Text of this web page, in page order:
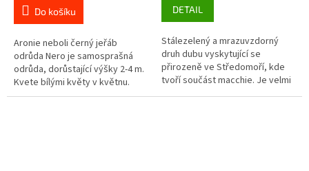
Do košíku
Aronie neboli černý jeřáb
odrůda Nero je samosprašná
odrůda, dorůstající výšky 2-4 m.
Kvete bílými květy v květnu.
Dužnina plodů je tmavě fialově
DETAIL
Stálezelený a mrazuvzdorný
druh dubu vyskytující se
přirozeně ve Středomoří, kde
tvoří součást macchie. Je velmi
zajímavý svými listy, které jsou